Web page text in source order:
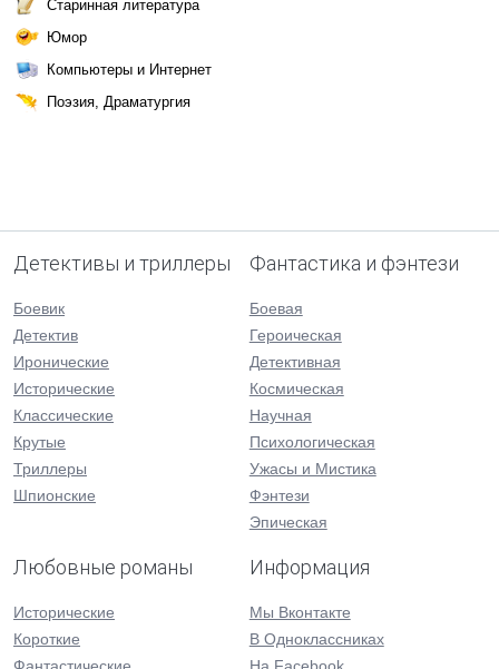
Старинная литература
Юмор
Компьютеры и Интернет
Поэзия, Драматургия
Детективы и триллеры
Боевик
Детектив
Иронические
Исторические
Классические
Крутые
Триллеры
Шпионские
Фантастика и фэнтези
Боевая
Героическая
Детективная
Космическая
Научная
Психологическая
Ужасы и Мистика
Фэнтези
Эпическая
Любовные романы
Исторические
Короткие
Информация
Мы Вконтакте
В Одноклассниках